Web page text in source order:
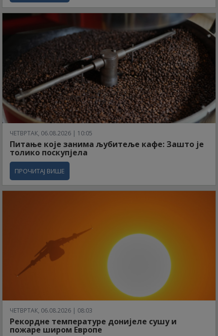
ЧЕТВРТАК, 06.08.2026 | 10:05
Питање које занима љубитеље кафе: Зашто је
толико поскупјела
ПРОЧИТАЈ ВИШЕ
ЧЕТВРТАК, 06.08.2026 | 08:03
Рекордне температуре донијеле сушу и
пожаре широм Европе